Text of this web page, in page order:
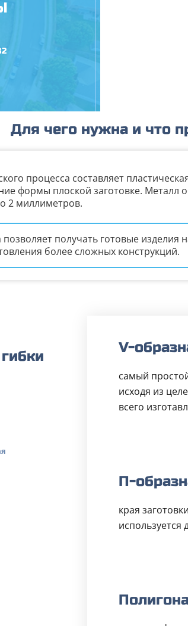
Для чего нужна и что
процесса составляет
формы плоской заготовке. Металл
2 миллиметров.
позволяет получать готовые
более сложных конструкций.
V-
самый
исходя из
всего
П-
края